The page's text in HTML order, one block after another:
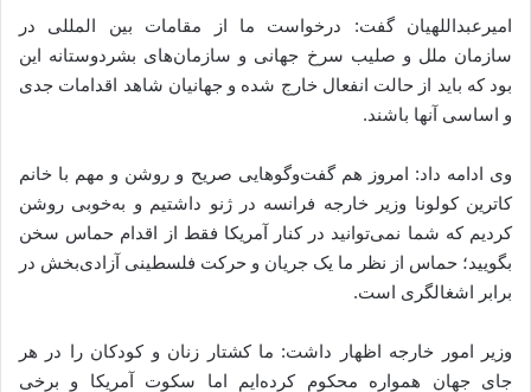
امیرعبداللهیان گفت: درخواست ما از مقامات بین المللی در
سازمان ملل و صلیب سرخ جهانی و سازمان‌های بشردوستانه این
بود که باید از حالت انفعال خارج شده و جهانیان شاهد اقدامات جدی
و اساسی آنها باشند.
وی ادامه داد: امروز هم گفت‌وگوهایی صریح و روشن و مهم با خانم
کاترین کولونا وزیر خارجه فرانسه در ژنو داشتیم و به‌خوبی روشن
کردیم که شما نمی‌توانید در کنار آمریکا فقط از اقدام حماس سخن
بگویید؛ حماس از نظر ما یک جریان و حرکت فلسطینی آزادی‌بخش در
برابر اشغالگری است.
وزیر امور خارجه اظهار داشت: ما کشتار زنان و کودکان را در هر
جای جهان همواره محکوم کرده‌ایم اما سکوت آمریکا و برخی